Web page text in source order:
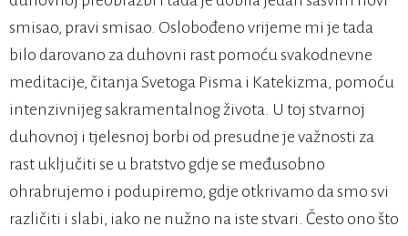
smisao, pravi smisao. Oslobođeno vrijeme mi je tada
bilo darovano za duhovni rast pomoću svakodnevne
meditacije, čitanja Svetoga Pisma i Katekizma, pomoću
intenzivnijeg sakramentalnog života. U toj stvarnoj
duhovnoj i tjelesnoj borbi od presudne je važnosti za
rast uključiti se u bratstvo gdje se međusobno
ohrabrujemo i podupiremo, gdje otkrivamo da smo svi
različiti i slabi, iako ne nužno na iste stvari. Često ono što